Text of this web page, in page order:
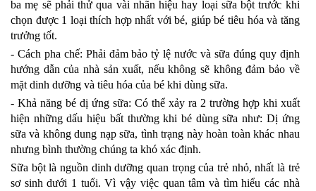
ba mẹ sẽ phải thử qua vài nhãn hiệu hay loại sữa bột trước khi
chọn được 1 loại thích hợp nhất với bé, giúp bé tiêu hóa và tăng
trưởng tốt.
- Cách pha chế: Phải đảm bảo tỷ lệ nước và sữa đúng quy định
hướng dẫn của nhà sản xuất, nếu không sẽ không đảm bảo về
mặt dinh dưỡng và tiêu hóa của bé khi dùng sữa.
- Khả năng bé dị ứng sữa: Có thể xảy ra 2 trường hợp khi xuất
hiện những dấu hiệu bất thường khi bé dùng sữa như: Dị ứng
sữa và không dung nạp sữa, tình trạng này hoàn toàn khác nhau
nhưng bình thường chúng ta khó xác định.
Sữa bột là nguồn dinh dưỡng quan trọng của trẻ nhỏ, nhất là trẻ
sơ sinh dưới 1 tuổi. Vì vậy việc quan tâm và tìm hiểu các nhà